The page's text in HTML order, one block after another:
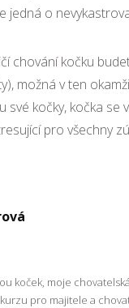
jedná o
chování kočku
možná v ten
své kočky, kočka
pro všechny
koček, moje
pro majitele a